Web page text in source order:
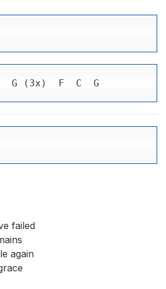
G (3x)  F  C  G          F
failed
again